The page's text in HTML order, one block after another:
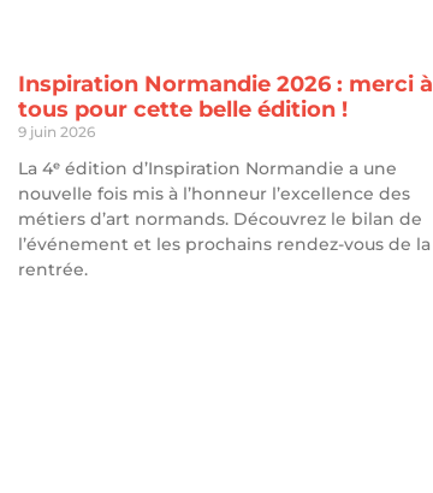
Inspiration Normandie 2026 : merci à
tous pour cette belle édition !
9 juin 2026
La 4ᵉ édition d’Inspiration Normandie a une
nouvelle fois mis à l’honneur l’excellence des
métiers d’art normands. Découvrez le bilan de
l’événement et les prochains rendez-vous de la
rentrée.